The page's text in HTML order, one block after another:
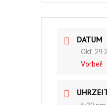
DATUM
Okt. 29
Vorbei!